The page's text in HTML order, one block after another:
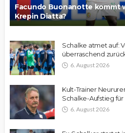
Facundo Buonanotte kommt
Krepin Diatta?
Schalke atmet auf:
überraschend
6. August 2026
Kult-Trainer
Schalke-Aufstieg für
6. August 2026